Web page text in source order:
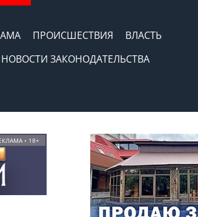
ПРОИСШЕСТВИЯ
ВЛАСТЬ
НОВОСТИ ЗАКОНОДАТЕЛЬСТВА
• 18+